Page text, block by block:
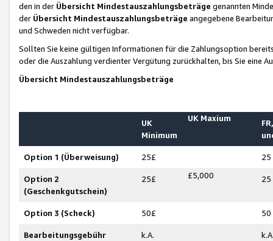
den in der Übersicht Mindestauszahlungsbeträge genannten
der Übersicht Mindestauszahlungsbeträge angegebene
und Schweden nicht verfügbar.
Sollten Sie keine gültigen Informationen für die Zahlungsoption
oder die Auszahlung verdienter Vergütung zurückhalten, bis Sie
Übersicht Mindestauszahlungsbeträge
UK
Minimum
UK Maxium
Option 1 (Überweisung) 25£ 25
Option 2
(Geschenkgutschein)
25£ £5,000 25
Option 3 (Scheck) 50£ 50
Bearbeitungsgebühr
k.A.